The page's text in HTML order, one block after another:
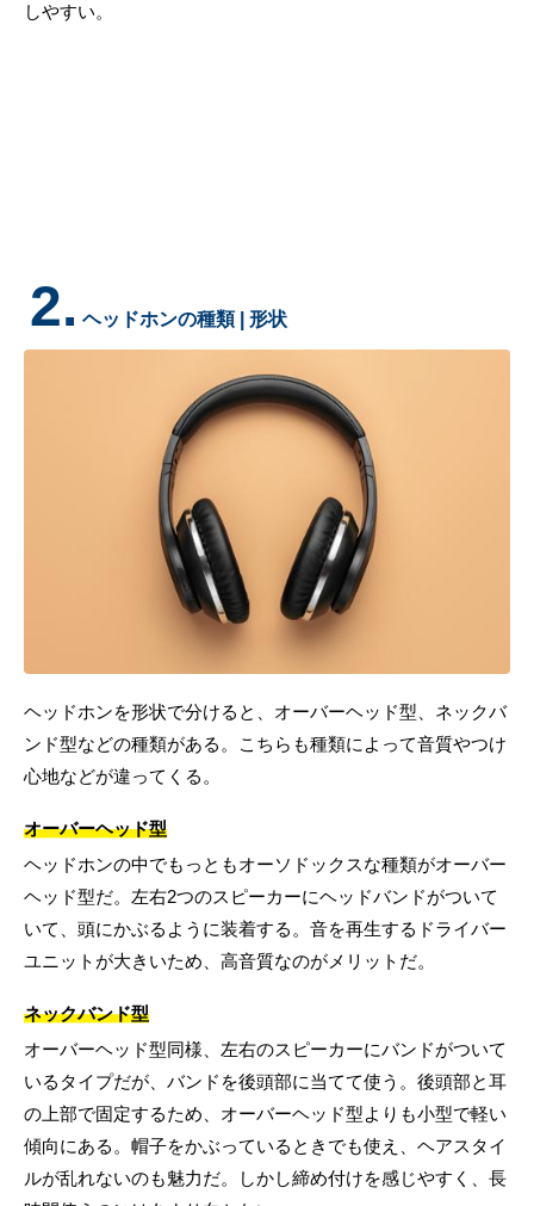
しやすい。
2. ヘッドホンの種類 | 形状
ヘッドホンを形状で分けると、オーバーヘッド型、ネックバ
ンド型などの種類がある。こちらも種類によって音質やつけ
心地などが違ってくる。
オーバーヘッド型
ヘッドホンの中でもっともオーソドックスな種類がオーバー
ヘッド型だ。左右2つのスピーカーにヘッドバンドがついて
いて、頭にかぶるように装着する。音を再生するドライバー
ユニットが大きいため、高音質なのがメリットだ。
ネックバンド型
オーバーヘッド型同様、左右のスピーカーにバンドがついて
いるタイプだが、バンドを後頭部に当てて使う。後頭部と耳
の上部で固定するため、オーバーヘッド型よりも小型で軽い
傾向にある。帽子をかぶっているときでも使え、ヘアスタイ
ルが乱れないのも魅力だ。しかし締め付けを感じやすく、長